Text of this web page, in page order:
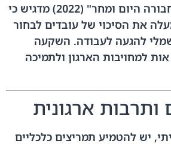
מחקר של ארגון "תחבורה היום ומחר" (2022) מדגיש כי
את הסיכוי של עובדים לבחור
להגעה לעבודה. השקעה
למחויבות הארגון ולתמיכה
ותרבות ארגונית
יש להטמיע תמריצים כלכליים